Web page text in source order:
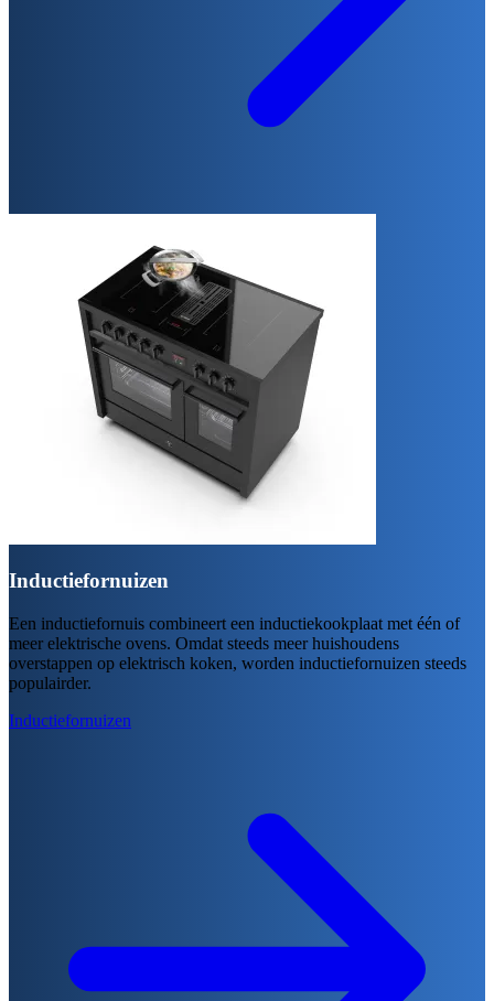
Inductiefornuizen
Een inductiefornuis combineert een inductiekookplaat met één of
meer elektrische ovens. Omdat steeds meer huishoudens
overstappen op elektrisch koken, worden inductiefornuizen steeds
populairder.
Inductiefornuizen